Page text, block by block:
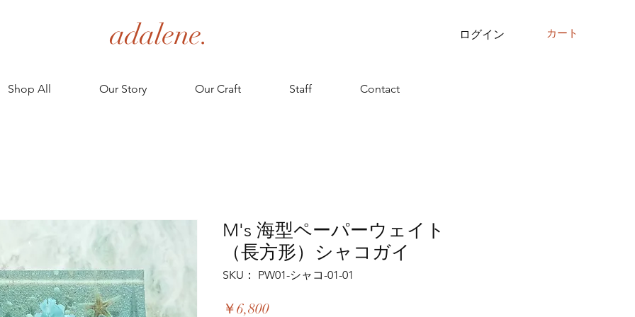
カート
ログイン
adalene.
Shop All Our Story Our Craft Staff Contact
M's 海型ペーパーウェイト
（長方形）シャコガイ
SKU： PW01-シャコ-01-01
￥6,800価